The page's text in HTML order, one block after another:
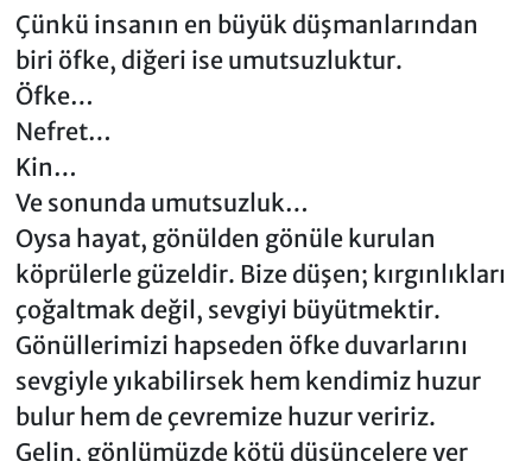
Çünkü insanın en büyük düşmanlarından
biri öfke, diğeri ise umutsuzluktur.
Öfke…
Nefret…
Kin…
Ve sonunda umutsuzluk…
Oysa hayat, gönülden gönüle kurulan
köprülerle güzeldir. Bize düşen; kırgınlıkları
çoğaltmak değil, sevgiyi büyütmektir.
Gönüllerimizi hapseden öfke duvarlarını
sevgiyle yıkabilirsek hem kendimiz huzur
bulur hem de çevremize huzur veririz.
Gelin, gönlümüzde kötü düşüncelere yer